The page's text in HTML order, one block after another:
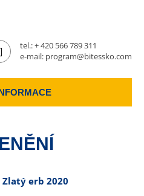
tel.:+ 420 566 789 311
e-mail: program@bitessko.com
Zlatý erb 2020